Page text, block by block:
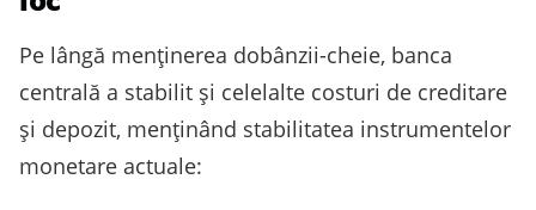
Pe lângă menținerea dobânzii-cheie, banca
centrală a stabilit și celelalte costuri de creditare
și depozit, menținând stabilitatea instrumentelor
monetare actuale: